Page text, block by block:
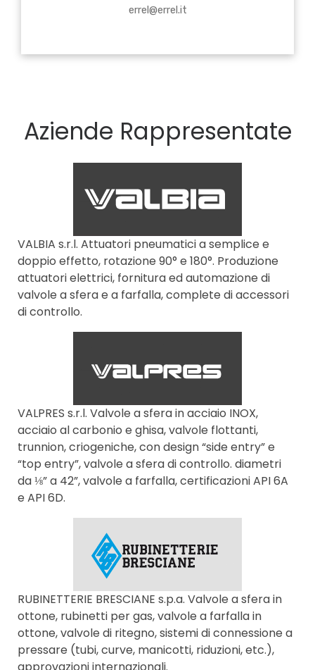
errel@errel.it
Aziende Rappresentate
VALBIA s.r.l. Attuatori pneumatici a semplice e
doppio effetto, rotazione 90° e 180°. Produzione
attuatori elettrici, fornitura ed automazione di
valvole a sfera e a farfalla, complete di accessori
di controllo.
VALPRES s.r.l. Valvole a sfera in acciaio INOX,
acciaio al carbonio e ghisa, valvole flottanti,
trunnion, criogeniche, con design “side entry” e
“top entry”, valvole a sfera di controllo. diametri
da ⅛” a 42”, valvole a farfalla, certificazioni API 6A
e API 6D.
RUBINETTERIE BRESCIANE s.p.a. Valvole a sfera in
ottone, rubinetti per gas, valvole a farfalla in
ottone, valvole di ritegno, sistemi di connessione a
pressare (tubi, curve, manicotti, riduzioni, etc.),